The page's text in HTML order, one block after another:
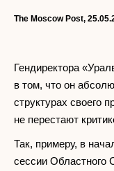
The Moscow Post,
Гендиректора
в том, что он
структурах своего
не перестают
Так, примеру, в
сессии Областного